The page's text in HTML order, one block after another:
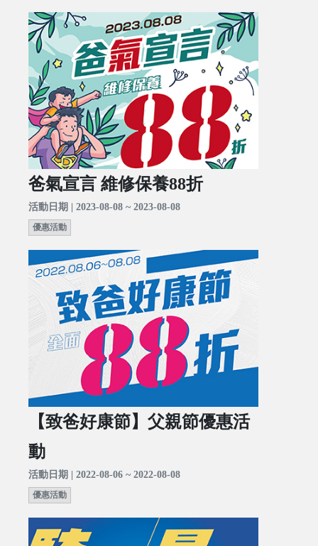
爸氣宣言 維修保養88折
活動日期 | 2023-08-08 ~ 2023-08-08
優惠活動
【致爸好康節】父親節優惠活
動
活動日期 | 2022-08-06 ~ 2022-08-08
優惠活動